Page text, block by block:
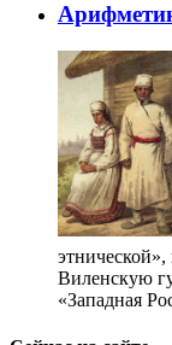
Виленскую
«Западная